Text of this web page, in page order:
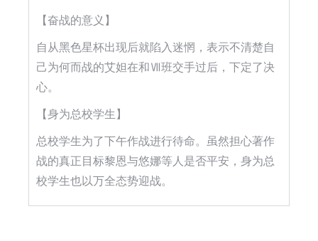
【奋战的意义】
自从黑色星杯出现后就陷入迷惘，表示不清楚自
己为何而战的艾妲在和Ⅶ班交手过后，下定了决
心。
【身为总校学生】
总校学生为了下午作战进行待命。虽然担心著作
战的真正目标黎恩与悠娜等人是否平安，身为总
校学生也以万全态势迎战。